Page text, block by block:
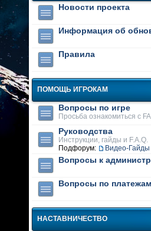
Новости проекта
Информация об
Правила
ПОМОЩЬ ИГРОКАМ
Вопросы по игре
Просьба ознакомиться с
Руководства
Инструкции, гайды и F.A.Q.
Подфорум:
Видео-Гайды
Вопросы к
Вопросы по
НАСТАВНИЧЕСТВО